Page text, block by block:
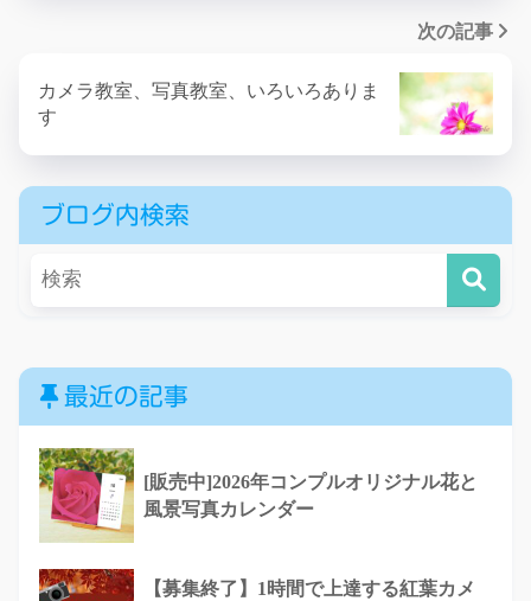
次の記事
カメラ教室、写真教室、いろいろありま
す
ブログ内検索
最近の記事
[販売中]2026年コンプルオリジナル花と
風景写真カレンダー
【募集終了】1時間で上達する紅葉カメ